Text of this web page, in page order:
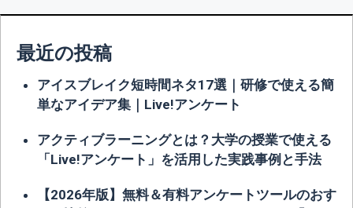
最近の投稿
アイスブレイク短時間ネタ17選｜研修で使える簡
単なアイデア集｜Live!アンケート
アクティブラーニングとは？大学の授業で使える
「Live!アンケート」を活用した実践事例と手法
【2026年版】無料＆有料アンケートツールのおす